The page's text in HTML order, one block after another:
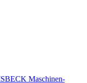
Maschinen-